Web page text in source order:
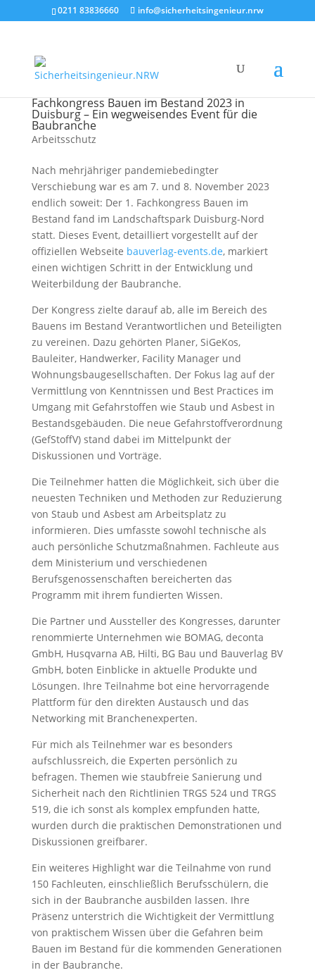
0211 83836660 info@sicherheitsingenieur.nrw
Fachkongress Bauen im Bestand 2023 in
Duisburg – Ein wegweisendes Event für die
Baubranche
Arbeitsschutz
Nach mehrjähriger pandemiebedingter
Verschiebung war es am 7. und 8. November 2023
endlich soweit: Der 1. Fachkongress Bauen im
Bestand fand im Landschaftspark Duisburg-Nord
statt. Dieses Event, detailliert vorgestellt auf der
offiziellen Webseite bauverlag-events.de, markiert
einen wichtigen Schritt in der Entwicklung und
Weiterbildung der Baubranche.
Der Kongress zielte darauf ab, alle im Bereich des
Bauens im Bestand Verantwortlichen und Beteiligten
zu vereinen. Dazu gehörten Planer, SiGeKos,
Bauleiter, Handwerker, Facility Manager und
Wohnungsbaugesellschaften. Der Fokus lag auf der
Vermittlung von Kenntnissen und Best Practices im
Umgang mit Gefahrstoffen wie Staub und Asbest in
Bestandsgebäuden. Die neue Gefahrstoffverordnung
(GefStoffV) stand dabei im Mittelpunkt der
Diskussionen und Vorträge.
Die Teilnehmer hatten die Möglichkeit, sich über die
neuesten Techniken und Methoden zur Reduzierung
von Staub und Asbest am Arbeitsplatz zu
informieren. Dies umfasste sowohl technische als
auch persönliche Schutzmaßnahmen. Fachleute aus
dem Ministerium und verschiedenen
Berufsgenossenschaften bereicherten das
Programm mit ihrem fundierten Wissen.
Die Partner und Aussteller des Kongresses, darunter
renommierte Unternehmen wie BOMAG, deconta
GmbH, Husqvarna AB, Hilti, BG Bau und Bauverlag BV
GmbH, boten Einblicke in aktuelle Produkte und
Lösungen. Ihre Teilnahme bot eine hervorragende
Plattform für den direkten Austausch und das
Networking mit Branchenexperten.
Für mich als Teilnehmer war es besonders
aufschlussreich, die Experten persönlich zu
befragen. Themen wie staubfreie Sanierung und
Sicherheit nach den Richtlinien TRGS 524 und TRGS
519, die ich sonst als komplex empfunden hatte,
wurden durch die praktischen Demonstrationen und
Diskussionen greifbarer.
Ein weiteres Highlight war die Teilnahme von rund
150 Fachleuten, einschließlich Berufsschülern, die
sich in der Baubranche ausbilden lassen. Ihre
Präsenz unterstrich die Wichtigkeit der Vermittlung
von praktischem Wissen über die Gefahren beim
Bauen im Bestand für die kommenden Generationen
in der Baubranche.